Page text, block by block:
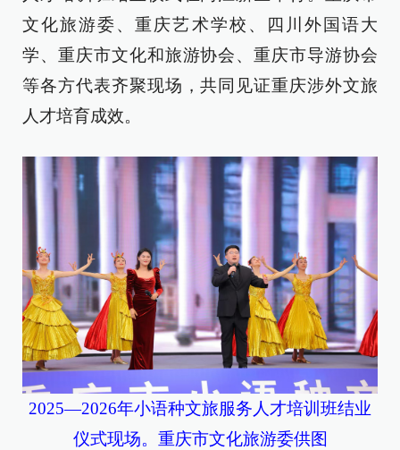
文化旅游委、重庆艺术学校、四川外国语大
学、重庆市文化和旅游协会、重庆市导游协会
等各方代表齐聚现场，共同见证重庆涉外文旅
人才培育成效。
2025—2026年小语种文旅服务人才培训班结业
仪式现场。重庆市文化旅游委供图